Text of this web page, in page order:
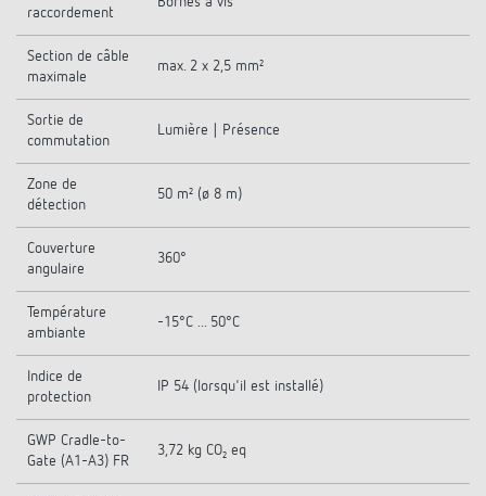
raccordement
Section de câble
maximale
max. 2 x 2,5 mm²
Sortie de
commutation
Lumière | Présence
Zone de
détection
50 m² (ø 8 m)
Couverture
angulaire
360°
Température
ambiante
-15°C ... 50°C
Indice de
protection
IP 54 (lorsqu'il est installé)
GWP Cradle-to-
Gate (A1-A3) FR
3,72 kg CO₂ eq